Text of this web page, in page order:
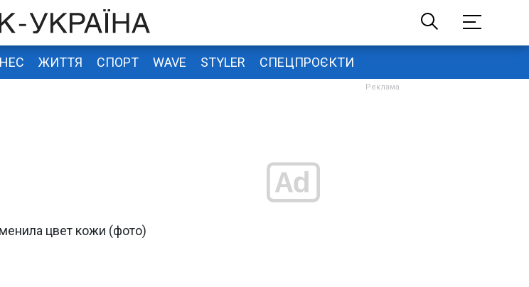
ЖИТТЯ СПОРТ WAVE STYLER СПЕЦПРОЄКТИ
цвет кожи (фото)